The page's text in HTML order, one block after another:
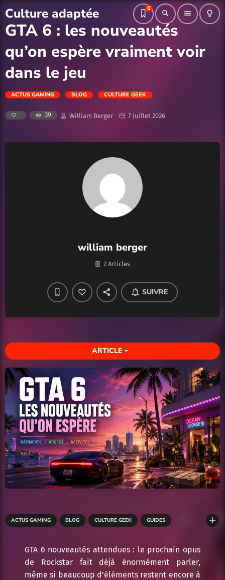
Culture adaptée 0
search menu lightbulb_outline
GTA 6 : les nouveautés
qu’on espère vraiment voir
dans le jeu
ACTUS GAMING BLOG CULTURE GEEK
39 William Berger 7 Juillet 2026
william berger
2 Articles
SUIVRE
ARTICLE arrow_drop_down
ACTUS GAMING BLOG CULTURE GEEK GUIDES add
GTA 6 nouveautés attendues : le prochain opus
de Rockstar fait déjà énormément parler,
même si beaucoup d’éléments restent encore à